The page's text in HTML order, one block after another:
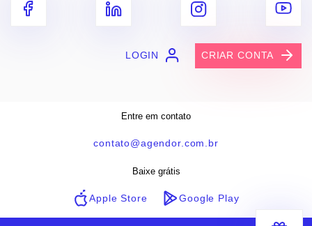
LOGIN CRIAR CONTA
Entre em contato
contato@agendor.com.br
Baixe grátis
Apple Store Google Play